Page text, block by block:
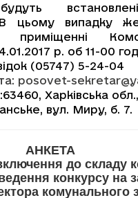
цьому випадку
приміщенні
р. об 11-00
(05747) 5-24-04
posovet-
Харківська
вул. Миру, б. 7.
АНКЕТА
до складу
конкурсу на
комунального